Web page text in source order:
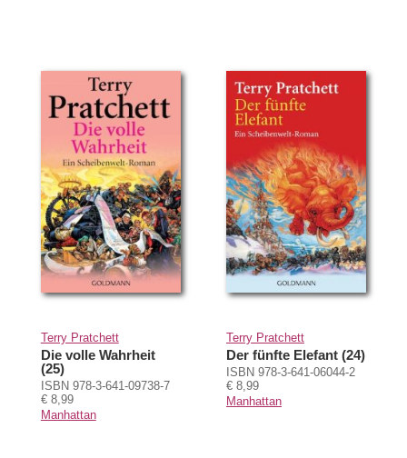
Terry Pratchett
Die volle Wahrheit
(25)
ISBN 978-3-641-09738-7
€ 8,99
Manhattan
Terry Pratchett
Der fünfte Elefant (24)
ISBN 978-3-641-06044-2
€ 8,99
Manhattan